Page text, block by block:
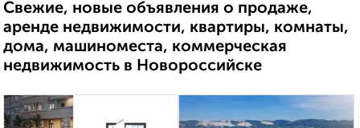
Свежие, новые объявления о продаже,
аренде недвижимости, квартиры, комнаты,
дома, машиноместа, коммерческая
недвижимость в Новороссийске